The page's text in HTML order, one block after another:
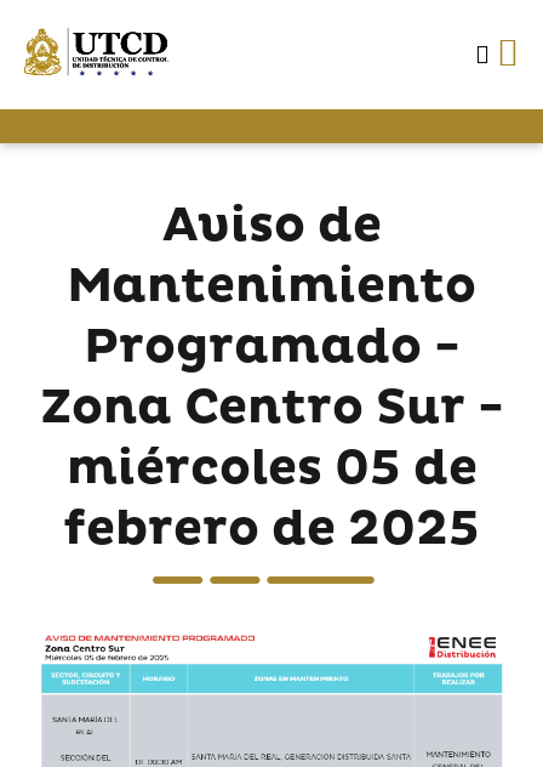
Aviso de
Mantenimiento
Programado -
Zona Centro Sur -
miércoles 05 de
febrero de 2025